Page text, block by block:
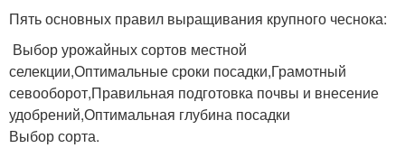
Пять основных правил выращивания крупного чеснока:
Выбор урожайных сортов местной
селекции,Оптимальные сроки посадки,Грамотный
севооборот,Правильная подготовка почвы и внесение
удобрений,Оптимальная глубина посадки
Выбор сорта.